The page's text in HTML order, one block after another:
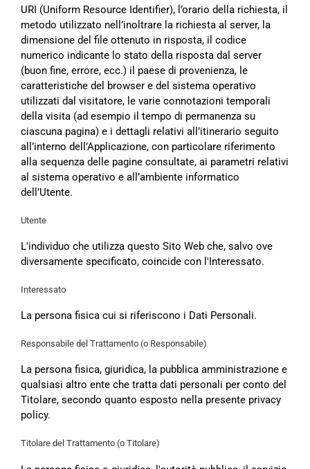
URI (Uniform Resource Identifier), l’orario della richiesta, il
metodo utilizzato nell’inoltrare la richiesta al server, la
dimensione del file ottenuto in risposta, il codice
numerico indicante lo stato della risposta dal server
(buon fine, errore, ecc.) il paese di provenienza, le
caratteristiche del browser e del sistema operativo
utilizzati dal visitatore, le varie connotazioni temporali
della visita (ad esempio il tempo di permanenza su
ciascuna pagina) e i dettagli relativi all’itinerario seguito
all’interno dell’Applicazione, con particolare riferimento
alla sequenza delle pagine consultate, ai parametri relativi
al sistema operativo e all’ambiente informatico
dell’Utente.
Utente
L'individuo che utilizza questo Sito Web che, salvo ove
diversamente specificato, coincide con l'Interessato.
Interessato
La persona fisica cui si riferiscono i Dati Personali.
Responsabile del Trattamento (o Responsabile)
La persona fisica, giuridica, la pubblica amministrazione e
qualsiasi altro ente che tratta dati personali per conto del
Titolare, secondo quanto esposto nella presente privacy
policy.
Titolare del Trattamento (o Titolare)